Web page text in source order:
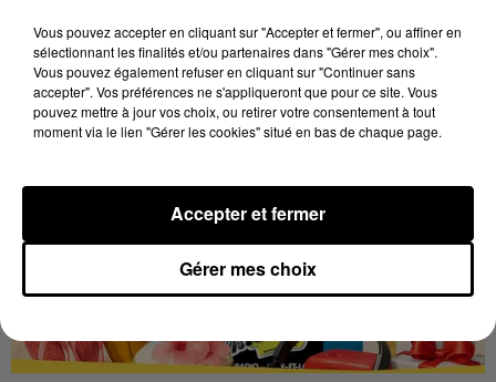
Vous pouvez accepter en cliquant sur "Accepter et fermer", ou affiner en
sélectionnant les finalités et/ou partenaires dans "Gérer mes choix".
Vous pouvez également refuser en cliquant sur "Continuer sans
accepter". Vos préférences ne s'appliqueront que pour ce site. Vous
pouvez mettre à jour vos choix, ou retirer votre consentement à tout
moment via le lien "Gérer les cookies" situé en bas de chaque page.
Gérer mes choix
Accepter et fermer